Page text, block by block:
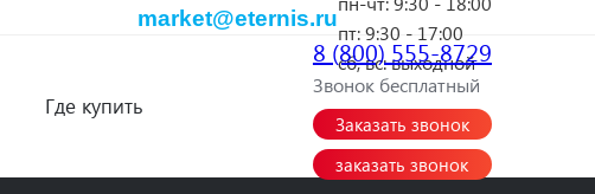
market@eternis.ru
пт:9:30 - 17:00
сб, вс:выходной
Где купить
8 (800) 555-8729
Звонок бесплатный
Заказать звонок
заказать звонок